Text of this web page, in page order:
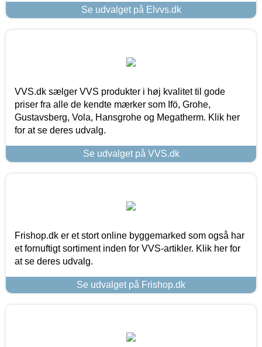
Se udvalget på Elvvs.dk
VVS.dk sælger VVS produkter i høj kvalitet til gode
priser fra alle de kendte mærker som Ifö, Grohe,
Gustavsberg, Vola, Hansgrohe og Megatherm. Klik her
for at se deres udvalg.
Se udvalget på VVS.dk
Frishop.dk er et stort online byggemarked som også har
et fornuftigt sortiment inden for VVS-artikler. Klik her for
at se deres udvalg.
Se udvalget på Frishop.dk